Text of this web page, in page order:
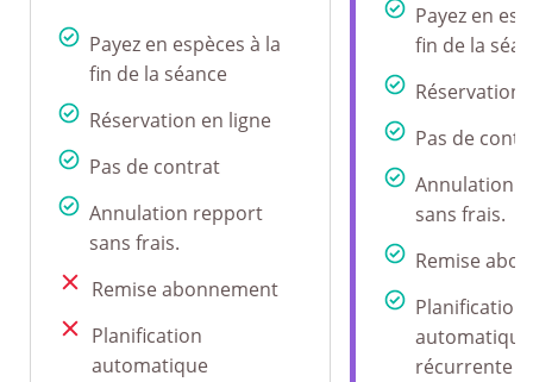
Payez en
fin de la
Réservation
Pas de
Annulation
sans frais.
Remise
Planification
automatique
récurrente
Payez en espèces à la
fin de la séance
Réservation en ligne
Pas de contrat
Annulation repport
sans frais.
Remise abonnement
Planification
automatique